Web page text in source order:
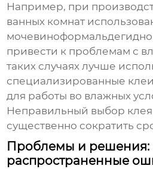
Например, при
ванных комнат
привести к проблемам с
таких случаях лучше
специализированные
для работы во влажных
Неправильный выбор
существенно сократить
Проблемы и решения:
распространенные